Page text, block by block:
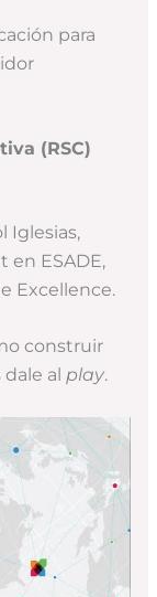
para
(RSC)
Iglesias,
ESADE,
Excellence.
construir
al play.